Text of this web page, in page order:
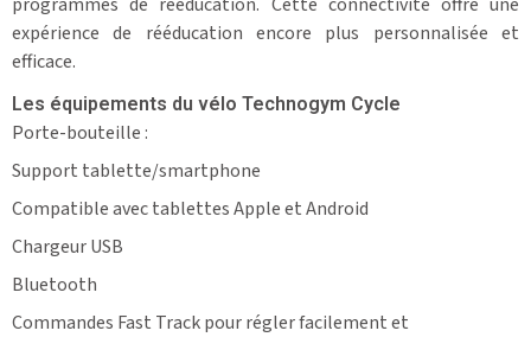
expérience de rééducation encore plus personnalisée et
efficace.
Les équipements du vélo Technogym Cycle
Porte-bouteille :
Support tablette/smartphone
Compatible avec tablettes Apple et Android
Chargeur USB
Bluetooth
Commandes Fast Track pour régler facilement et